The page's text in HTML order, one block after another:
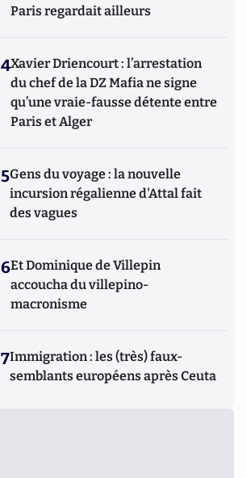
Paris regardait ailleurs
4Xavier Driencourt : l’arrestation
du chef de la DZ Mafia ne signe
qu’une vraie-fausse détente entre
Paris et Alger
5Gens du voyage : la nouvelle
incursion régalienne d'Attal fait
des vagues
6Et Dominique de Villepin
accoucha du villepino-
macronisme
7Immigration : les (très) faux-
semblants européens après Ceuta